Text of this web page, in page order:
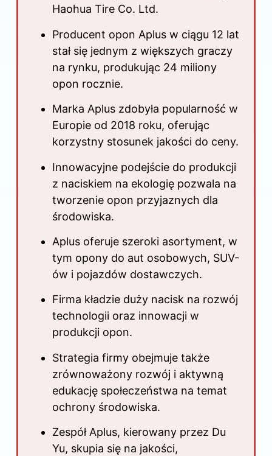
Haohua Tire Co. Ltd.
Producent opon Aplus w ciągu 12 lat
stał się jednym z większych graczy
na rynku, produkując 24 miliony
opon rocznie.
Marka Aplus zdobyła popularność w
Europie od 2018 roku, oferując
korzystny stosunek jakości do ceny.
Innowacyjne podejście do produkcji
z naciskiem na ekologię pozwala na
tworzenie opon przyjaznych dla
środowiska.
Aplus oferuje szeroki asortyment, w
tym opony do aut osobowych, SUV-
ów i pojazdów dostawczych.
Firma kładzie duży nacisk na rozwój
technologii oraz innowacji w
produkcji opon.
Strategia firmy obejmuje także
zrównoważony rozwój i aktywną
edukację społeczeństwa na temat
ochrony środowiska.
Zespół Aplus, kierowany przez Du
Yu, skupia się na jakości,